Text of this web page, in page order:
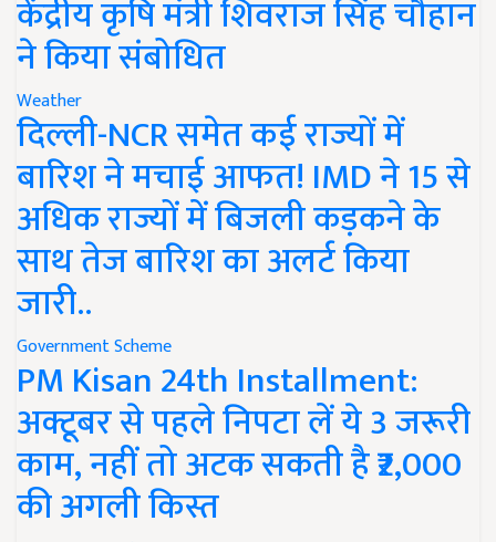
केंद्रीय कृषि मंत्री शिवराज सिंह चौहान
ने किया संबोधित
Weather
दिल्ली-NCR समेत कई राज्यों में
बारिश ने मचाई आफत! IMD ने 15 से
अधिक राज्यों में बिजली कड़कने के
साथ तेज बारिश का अलर्ट किया
जारी..
Government Scheme
PM Kisan 24th Installment:
अक्टूबर से पहले निपटा लें ये 3 जरूरी
काम, नहीं तो अटक सकती है ₹2,000
की अगली किस्त